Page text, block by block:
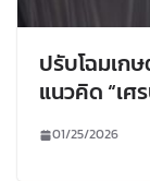
ปรับโฉมเก
แนวคิด “เศ
01/25/2026